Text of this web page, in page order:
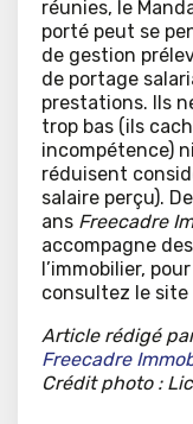
réunies, le
porté peut se
de gestion
de portage
prestations. Ils
trop bas (ils
incompétence)
réduisent
salaire perçu).
ans Freecadre
accompagne
l’immobilier,
consultez le site
Article rédigé
Freecadre
Crédit photo :